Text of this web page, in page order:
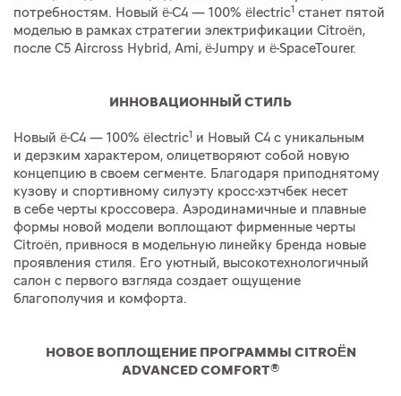
потребностям. Новый ë-C4 — 100% ëlectric1 станет пятой
моделью в рамках стратегии электрификации Citroën,
после C5 Aircross Hybrid, Ami, ë-Jumpy и ë-SpaceTourer.
ИННОВАЦИОННЫЙ СТИЛЬ
Новый ë-C4 — 100% ëlectric1
и Новый C4 с уникальным
и дерзким характером, олицетворяют собой новую
концепцию в своем сегменте. Благодаря приподнятому
кузову и спортивному силуэту кросс-хэтчбек несет
в себе черты кроссовера. Аэродинамичные и плавные
формы новой модели воплощают фирменные черты
Citroën, привнося в модельную линейку бренда новые
проявления стиля. Его уютный, высокотехнологичный
салон с первого взгляда создает ощущение
благополучия и комфорта.
НОВОЕ ВОПЛОЩЕНИЕ ПРОГРАММЫ CITROËN
ADVANCED COMFORT®